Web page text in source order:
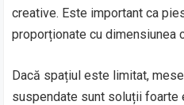
creative. Este important ca
proporționate cu dimensiunea
Dacă spațiul este limitat,
suspendate sunt soluții foarte